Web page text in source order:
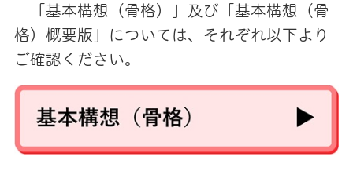
「基本構想（骨格）」及び「基本構想（骨
格）概要版」については、それぞれ以下より
ご確認ください。